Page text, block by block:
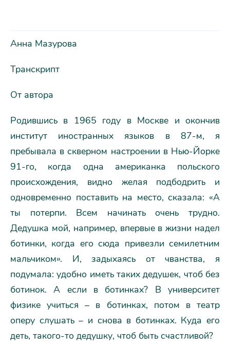
Анна Мазурова
Транскрипт
От автора
Родившись в 1965 году в Москве и окончив
институт иностранных языков в 87-м, я
пребывала в скверном настроении в Нью-Йорке
91-го, когда одна американка польского
происхождения, видно желая подбодрить и
одновременно поставить на место, сказала: «А
ты потерпи. Всем начинать очень трудно.
Дедушка мой, например, впервые в жизни надел
ботинки, когда его сюда привезли семилетним
мальчиком». И, задыхаясь от чванства, я
подумала: удобно иметь таких дедушек, чтоб без
ботинок. А если в ботинках? В университет
физике учиться – в ботинках, потом в театр
оперу слушать – и снова в ботинках. Куда его
деть, такого-то дедушку, чтоб быть счастливой?